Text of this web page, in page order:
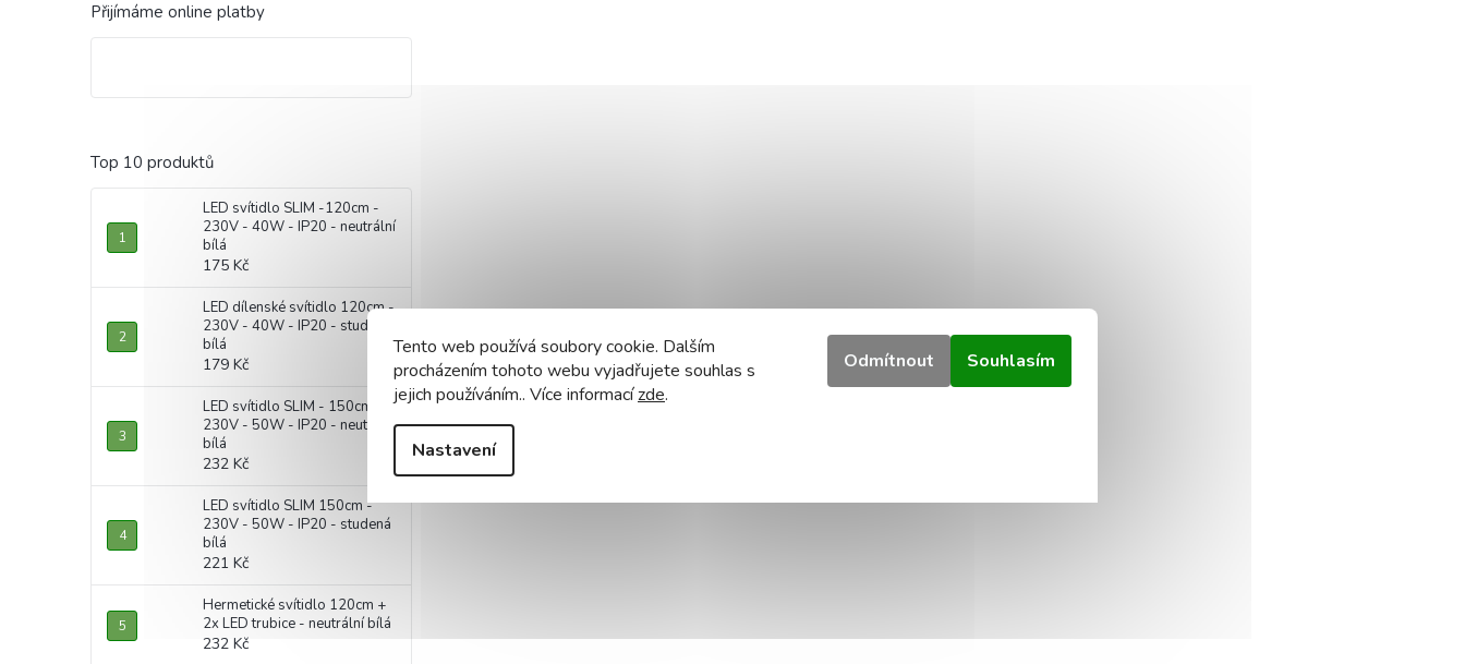
Tento web používá soubory cookie. Dalším
procházením tohoto webu vyjadřujete souhlas s
jejich používáním.. Více informacízde.
Nastavení
Odmítnout Souhlasím
Přijímáme online platby
Top 10 produktů
LED svítidlo SLIM -120cm -
230V - 40W - IP20 - neutrální
bílá
175 Kč
LED dílenské svítidlo 120cm -
230V - 40W - IP20 - studená
bílá
179 Kč
LED svítidlo SLIM - 150cm -
230V - 50W - IP20 - neutrální
bílá
232 Kč
LED svítidlo SLIM 150cm -
230V - 50W - IP20 - studená
bílá
221 Kč
Hermetické svítidlo 120cm +
2x LED trubice - neutrální bílá
232 Kč